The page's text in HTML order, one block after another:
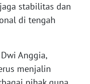
stabilitas dan
di tengah
Anggia,
menjalin